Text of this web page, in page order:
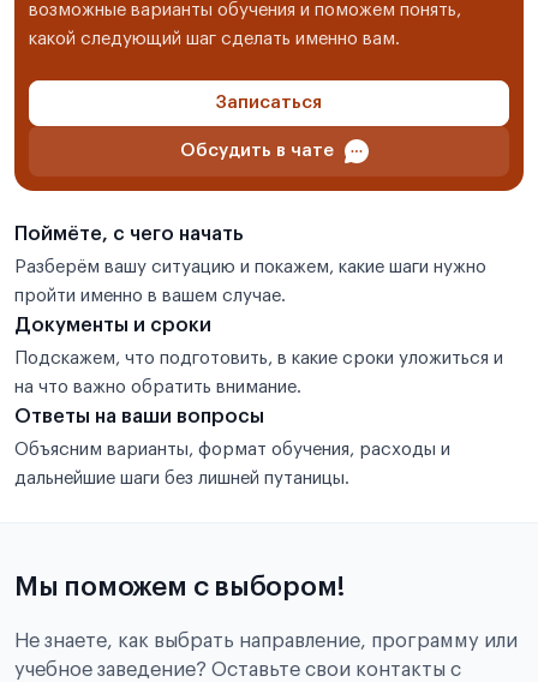
возможные варианты обучения и поможем понять,
какой следующий шаг сделать именно вам.
Записаться
Обсудить в чате
Поймёте, с чего начать
Разберём вашу ситуацию и покажем, какие шаги нужно
пройти именно в вашем случае.
Документы и сроки
Подскажем, что подготовить, в какие сроки уложиться и
на что важно обратить внимание.
Ответы на ваши вопросы
Объясним варианты, формат обучения, расходы и
дальнейшие шаги без лишней путаницы.
Мы поможем с выбором!
Не знаете, как выбрать направление, программу или
учебное заведение? Оставьте свои контакты с